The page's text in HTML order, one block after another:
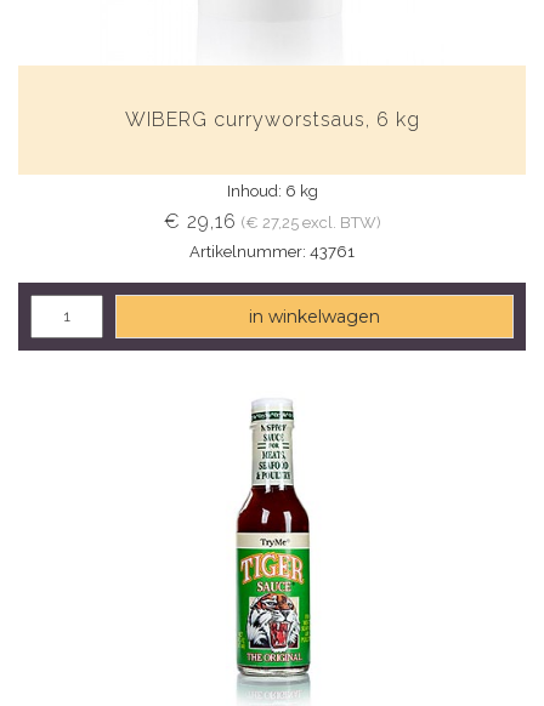
WIBERG curryworstsaus, 6 kg
Inhoud: 6 kg
€ 29,16 (€ 27,25 excl. BTW)
Artikelnummer: 43761
in winkelwagen